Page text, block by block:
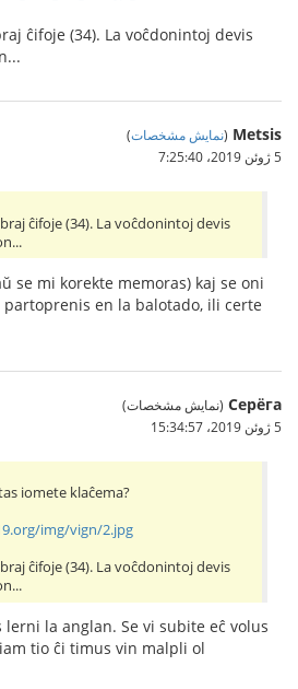
ĉifoje (34). La voĉdonintoj devis
Metsis
(نمایش مشخصات)
5 ژوئن 2019،‏ 7:25:40
ĉifoje (34). La voĉdonintoj devis
se mi korekte memoras) kaj se oni
en la balotado, ili certe
Серёга (نمایش مشخصات)
5 ژوئن 2019،‏ 15:34:57
iomete klaĉema?
img/vign/2.jpg
ĉifoje (34). La voĉdonintoj devis
lerni la anglan. Se vi subite eĉ volus
tio ĉi timus vin malpli ol